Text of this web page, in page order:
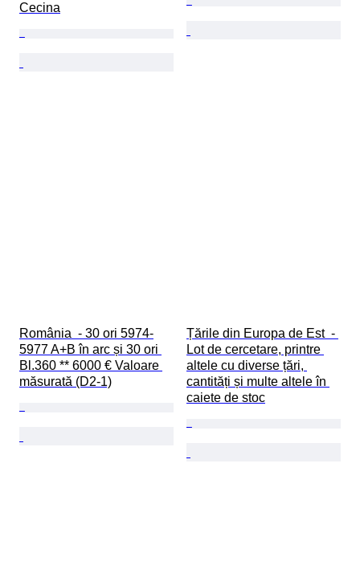
Cecina
România  - 30 ori 5974-
5977 A+B în arc și 30 ori
Bl.360 ** 6000 € Valoare
măsurată (D2-1)
Țările din Europa de Est  -
Lot de cercetare, printre
altele cu diverse țări,
cantități și multe altele în
caiete de stoc